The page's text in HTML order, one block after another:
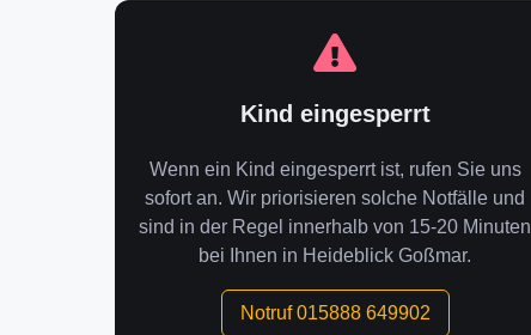
Kind eingesperrt
Wenn ein Kind eingesperrt ist, rufen Sie uns
sofort an. Wir priorisieren solche Notfälle und
sind in der Regel innerhalb von 15-20 Minuten
bei Ihnen in Heideblick Goßmar.
Notruf 015888 649902